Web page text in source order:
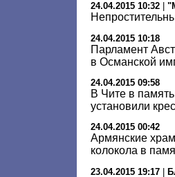
24.04.2015 10:32
24.04.2015 10:18
Парламент
в Османской
24.04.2015 09:58
В Чите в
установили
24.04.2015 00:42
Армянские
колокола в
23.04.2015 19:17